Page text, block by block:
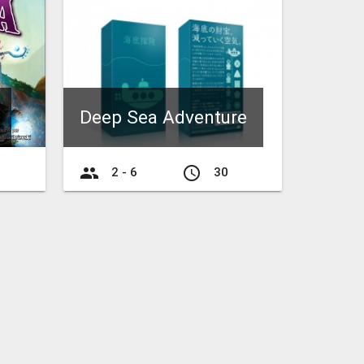
Deep Sea Adventure
group 2 - 6 access_time 30